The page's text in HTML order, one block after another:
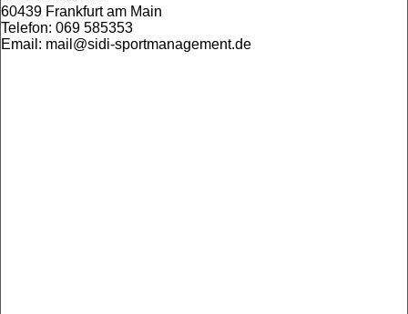
60439 Frankfurt am Main
Telefon: 069 585353
Email: mail@sidi-sportmanagement.de